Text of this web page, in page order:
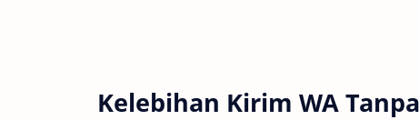
Kelebihan Kirim WA